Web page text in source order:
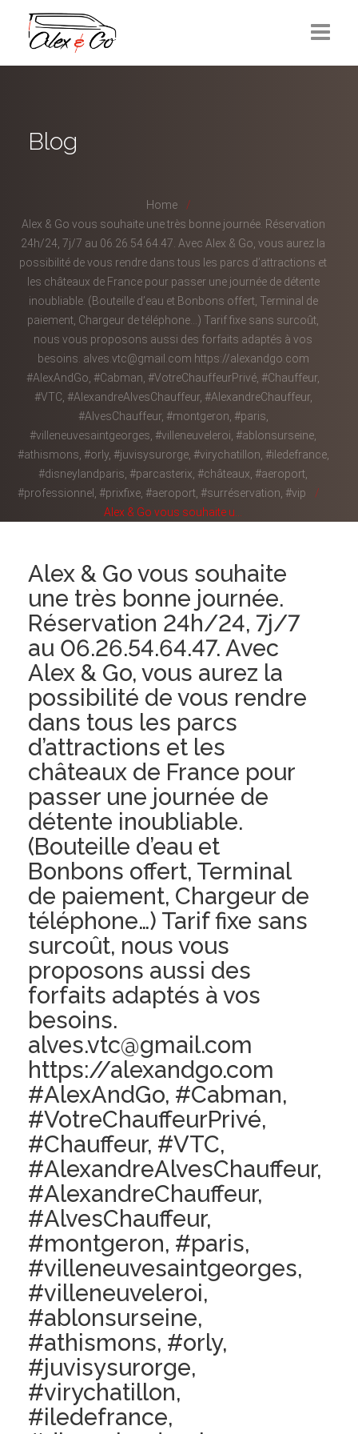
Contactez-nous
Blog
Home
Alex & Go vous souhaite une très bonne journée. Réservation
24h/24, 7j/7 au 06.26.54.64.47. Avec Alex & Go, vous aurez la
possibilité de vous rendre dans tous les parcs d’attractions et
les châteaux de France pour passer une journée de détente
inoubliable. (Bouteille d’eau et Bonbons offert, Terminal de
paiement, Chargeur de téléphone…) Tarif fixe sans surcoût,
nous vous proposons aussi des forfaits adaptés à vos
besoins. alves.vtc@gmail.com https://alexandgo.com
#AlexAndGo, #Cabman, #VotreChauffeurPrivé, #Chauffeur,
#VTC, #AlexandreAlvesChauffeur, #AlexandreChauffeur,
#AlvesChauffeur, #montgeron, #paris,
#villeneuvesaintgeorges, #villeneuveleroi, #ablonsurseine,
#athismons, #orly, #juvisysurorge, #virychatillon, #iledefrance,
#disneylandparis, #parcasterix, #châteaux, #aeroport,
#professionnel, #prixfixe, #aeroport, #surréservation, #vip
Alex & Go vous souhaite u...
Alex & Go vous souhaite
une très bonne journée.
Réservation 24h/24, 7j/7
au 06.26.54.64.47. Avec
Alex & Go, vous aurez la
possibilité de vous rendre
dans tous les parcs
d’attractions et les
châteaux de France pour
passer une journée de
détente inoubliable.
(Bouteille d’eau et
Bonbons offert, Terminal
de paiement, Chargeur de
téléphone…) Tarif fixe sans
surcoût, nous vous
proposons aussi des
forfaits adaptés à vos
besoins.
alves.vtc@gmail.com
https://alexandgo.com
#AlexAndGo, #Cabman,
#VotreChauffeurPrivé,
#Chauffeur, #VTC,
#AlexandreAlvesChauffeur,
#AlexandreChauffeur,
#AlvesChauffeur,
#montgeron, #paris,
#villeneuvesaintgeorges,
#villeneuveleroi,
#ablonsurseine,
#athismons, #orly,
#juvisysurorge,
#virychatillon,
#iledefrance,